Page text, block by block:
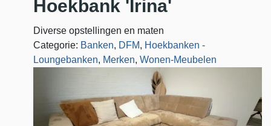
Hoekbank 'Irina'
Diverse opstellingen en maten
Categorie: Banken, DFM, Hoekbanken -
Loungebanken, Merken, Wonen-Meubelen